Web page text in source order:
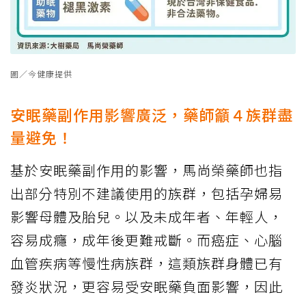
圖／今健康提供
安眠藥副作用影響廣泛，藥師籲４族群盡
量避免！
基於安眠藥副作用的影響，馬尚榮藥師也指
出部分特別不建議使用的族群，包括孕婦易
影響母體及胎兒。以及未成年者、年輕人，
容易成癮，成年後更難戒斷。而癌症、心腦
血管疾病等慢性病族群，這類族群身體已有
發炎狀況，更容易受安眠藥負面影響，因此